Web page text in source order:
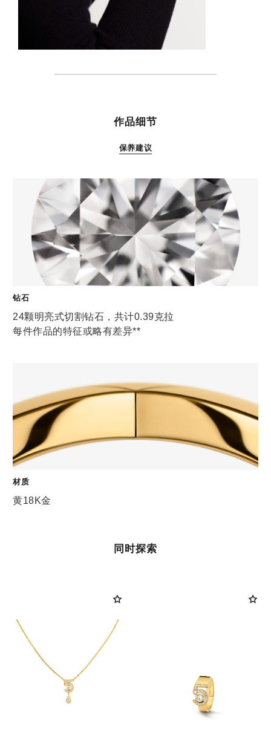
作品细节
保养建议
钻石
24颗明亮式切割钻石，共计0.39克拉
每件作品的特征或略有差异**
材质
黄18K金
同时探索